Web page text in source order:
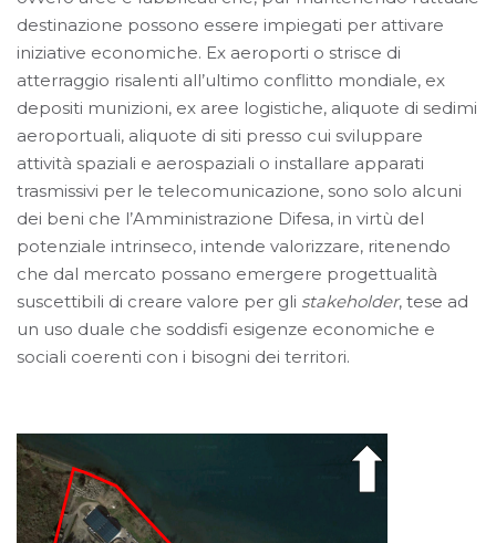
destinazione possono essere impiegati per attivare
iniziative economiche. Ex aeroporti o strisce di
atterraggio risalenti all’ultimo conflitto mondiale, ex
depositi munizioni, ex aree logistiche, aliquote di sedimi
aeroportuali, aliquote di siti presso cui sviluppare
attività spaziali e aerospaziali o installare apparati
trasmissivi per le telecomunicazione, sono solo alcuni
dei beni che l’Amministrazione Difesa, in virtù del
potenziale intrinseco, intende valorizzare, ritenendo
che dal mercato possano emergere progettualità
suscettibili di creare valore per gli stakeholder, tese ad
un uso duale che soddisfi esigenze economiche e
sociali coerenti con i bisogni dei territori.